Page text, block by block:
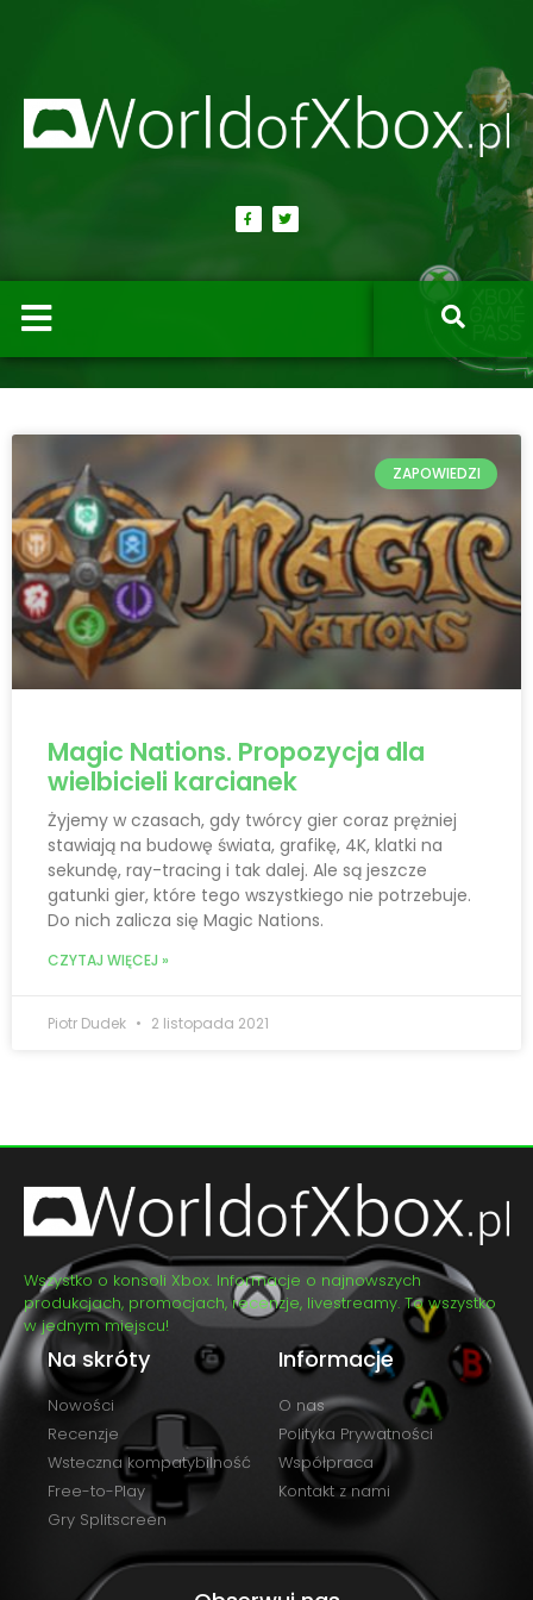
ZAPOWIEDZI
Magic Nations. Propozycja dla
wielbicieli karcianek
Żyjemy w czasach, gdy twórcy gier coraz prężniej
stawiają na budowę świata, grafikę, 4K, klatki na
sekundę, ray-tracing i tak dalej. Ale są jeszcze
gatunki gier, które tego wszystkiego nie potrzebuje.
Do nich zalicza się Magic Nations.
CZYTAJ WIĘCEJ »
Piotr Dudek 2 listopada 2021
Wszystko o konsoli Xbox. Informacje o najnowszych
produkcjach, promocjach, recenzje, livestreamy. To wszystko
w jednym miejscu!
Na skróty
Nowości
Recenzje
Wsteczna kompatybilność
Free-to-Play
Gry Splitscreen
Informacje
O nas
Polityka Prywatności
Współpraca
Kontakt z nami